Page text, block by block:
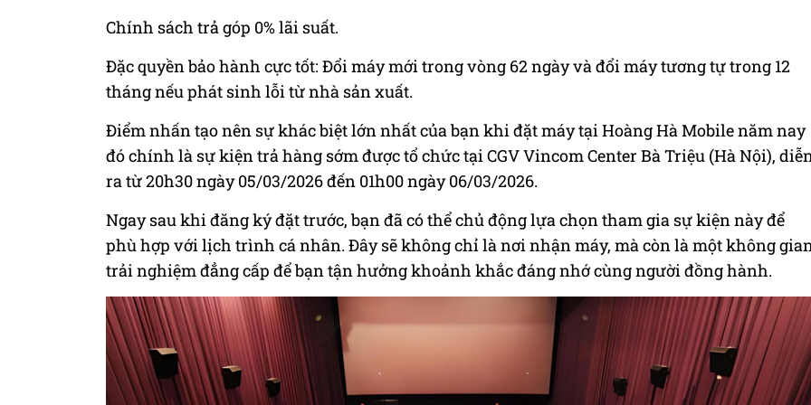
Chính sách trả góp 0% lãi suất.
Đặc quyền bảo hành cực tốt: Đổi máy mới trong vòng 62 ngày và đổi máy tương tự trong 12
tháng nếu phát sinh lỗi từ nhà sản xuất.
Điểm nhấn tạo nên sự khác biệt lớn nhất của bạn khi đặt máy tại Hoàng Hà Mobile năm nay
đó chính là sự kiện trả hàng sớm được tổ chức tại CGV Vincom Center Bà Triệu (Hà Nội),
ra từ 20h30 ngày 05/03/2026 đến 01h00 ngày 06/03/2026.
Ngay sau khi đăng ký đặt trước, bạn đã có thể chủ động lựa chọn tham gia sự kiện này để
phù hợp với lịch trình cá nhân. Đây sẽ không chỉ là nơi nhận máy, mà còn là một không
trải nghiệm đẳng cấp để bạn tận hưởng khoảnh khắc đáng nhớ cùng người đồng hành.